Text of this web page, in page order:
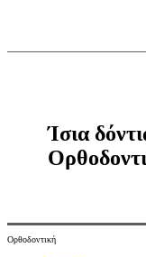
Ίσια
Ορθοδοντική